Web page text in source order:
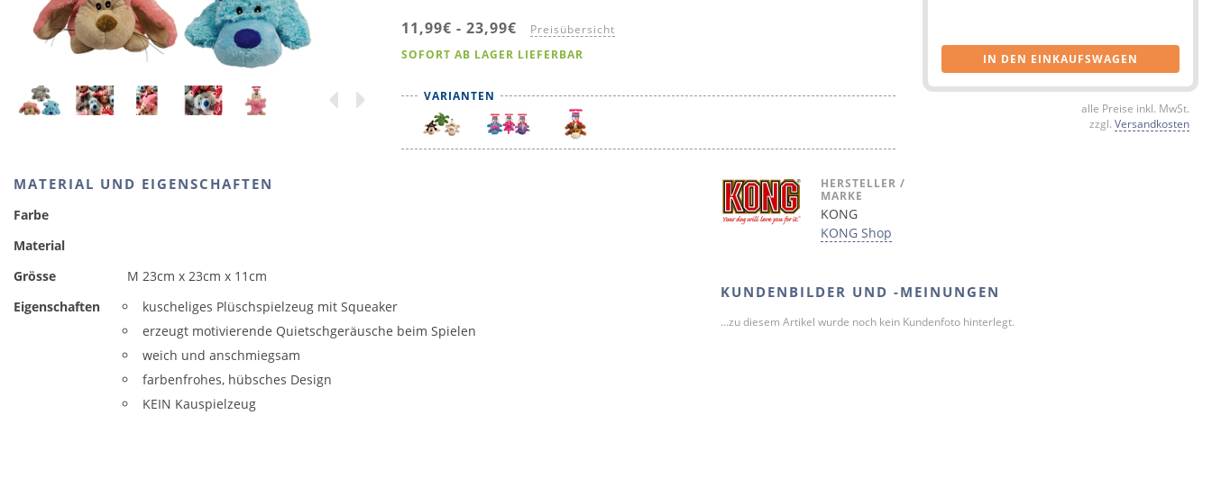
11,99€ - 23,99€ Preisübersicht
SOFORT AB LAGER LIEFERBAR
VARIANTEN
IN DEN EINKAUFSWAGEN
alle Preise inkl. MwSt.
zzgl. Versandkosten
MATERIAL UND EIGENSCHAFTEN
Farbe
Material
Grösse
M 23cm x 23cm x 11cm
Eigenschaften
kuscheliges Plüschspielzeug mit Squeaker
erzeugt motivierende Quietschgeräusche beim Spielen
weich und anschmiegsam
farbenfrohes, hübsches Design
KEIN Kauspielzeug
HERSTELLER /
MARKE
KONG
KONG Shop
KUNDENBILDER UND -MEINUNGEN
...zu diesem Artikel wurde noch kein Kundenfoto hinterlegt.